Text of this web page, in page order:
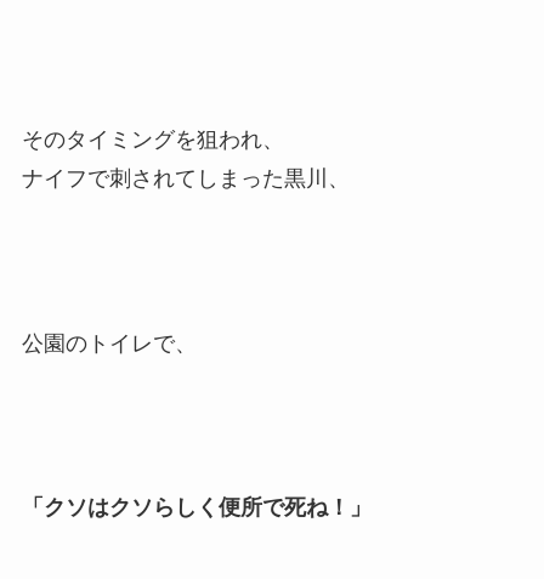
そのタイミングを狙われ、
ナイフで刺されてしまった黒川、
公園のトイレで、
「クソはクソらしく便所で死ね！」